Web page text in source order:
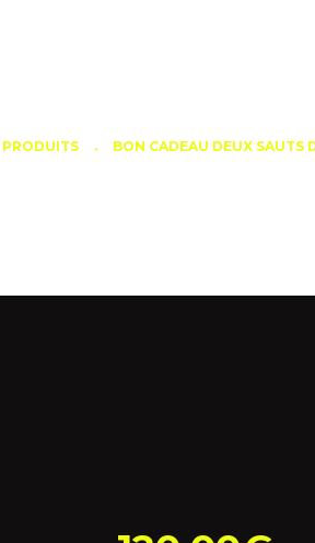
PRODUITS BON CADEAU DEUX SAUTS